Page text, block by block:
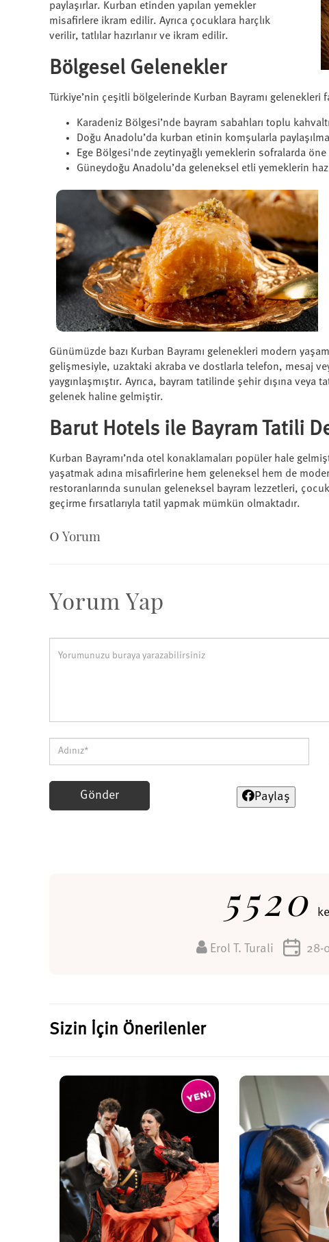
paylaşırlar. Kurban etinden yapılan yemekler
misafirlere ikram edilir. Ayrıca çocuklara harçlık
verilir, tatlılar hazırlanır ve ikram edilir.
Bölgesel Gelenekler
Türkiye’nin çeşitli bölgelerinde Kurban Bayramı gelenekleri
Karadeniz Bölgesi’nde bayram sabahları toplu
Doğu Anadolu’da kurban etinin komşularla
Ege Bölgesi'nde zeytinyağlı yemeklerin sofralarda öne
Güneydoğu Anadolu’da geleneksel etli yemeklerin
Günümüzde bazı Kurban Bayramı gelenekleri modern
gelişmesiyle, uzaktaki akraba ve dostlarla telefon, mesaj
yaygınlaşmıştır. Ayrıca, bayram tatilinde şehir dışına
gelenek haline gelmiştir.
Barut Hotels ile Bayram Tatili
Kurban Bayramı’nda otel konaklamaları popüler hale
yaşatmak adına misafirlerine hem geleneksel hem de
restoranlarında sunulan geleneksel bayram lezzetleri,
geçirme fırsatlarıyla tatil yapmak mümkün olmaktadır.
0Yorum
Yorum Yap
Gönder Paylaş
5520
Erol T. Turali 28-
Sizin İçin Önerilenler